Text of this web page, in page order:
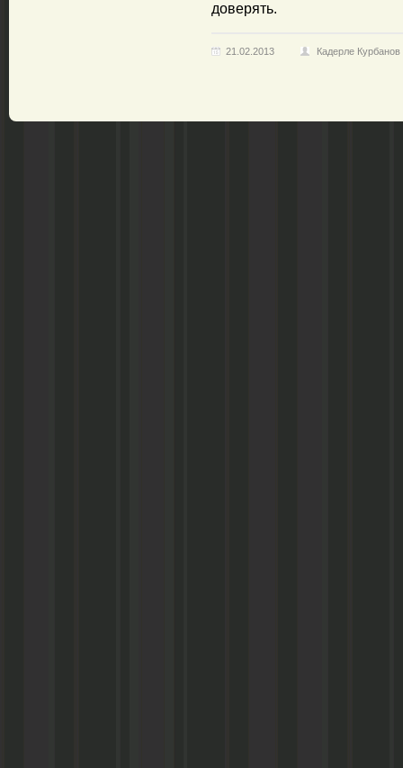
доверять.
21.02.2013 Кадерле Курбанов